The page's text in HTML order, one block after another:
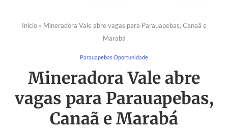
Início» Mineradora Vale abre vagas para Parauapebas, Canaã e
Marabá
Parauapebas Oportunidade
Mineradora Vale abre
vagas para Parauapebas,
Canaã e Marabá